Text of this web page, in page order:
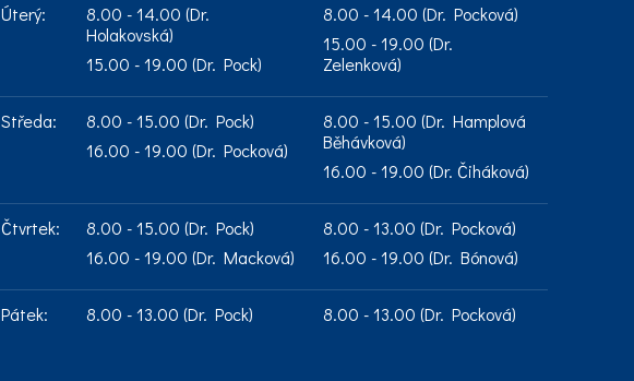
Úterý:
8.00 - 14.00 (Dr.
Holakovská)
15.00 - 19.00 (Dr. Pock)
8.00 - 14.00 (Dr. Pocková)
15.00 - 19.00 (Dr.
Zelenková)
Středa:
8.00 - 15.00 (Dr. Pock)
16.00 - 19.00 (Dr. Pocková)
8.00 - 15.00 (Dr. Hamplová
Běhávková)
16.00 - 19.00 (Dr. Čiháková)
Čtvrtek:
8.00 - 15.00 (Dr. Pock)
16.00 - 19.00 (Dr. Macková)
8.00 - 13.00 (Dr. Pocková)
16.00 - 19.00 (Dr. Bónová)
Pátek: 8.00 - 13.00 (Dr. Pock) 8.00 - 13.00 (Dr. Pocková)